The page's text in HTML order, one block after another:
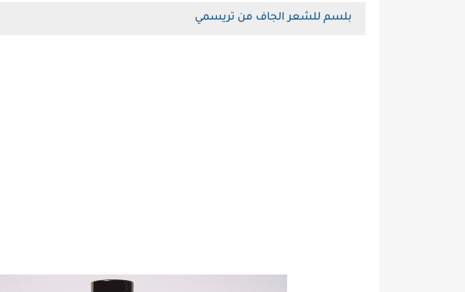
بلسم للشعر الجاف من تريسمي